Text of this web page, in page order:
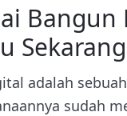
Bangun
adalah
sudah